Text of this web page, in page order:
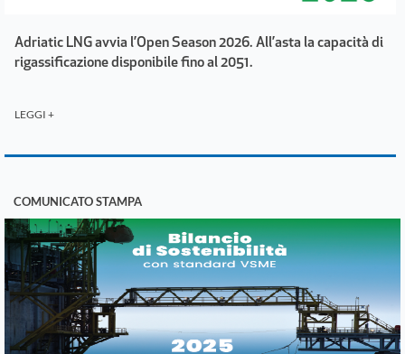
Adriatic LNG avvia l’Open Season 2026. All’asta la capacità di
rigassificazione disponibile fino al 2051.
LEGGI +
COMUNICATO STAMPA